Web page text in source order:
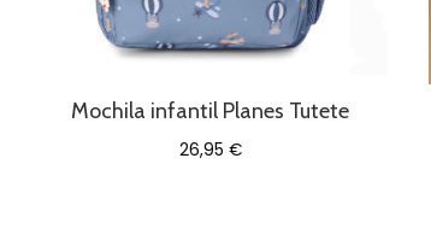
Mochila infantil Planes Tutete
26,95 €